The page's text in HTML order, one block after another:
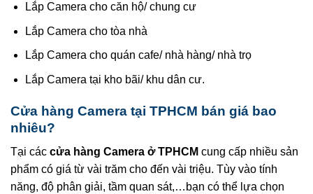
Lắp Camera cho căn hộ/ chung cư
Lắp Camera cho tòa nhà
Lắp Camera cho quán cafe/ nhà hàng/ nhà trọ
Lắp Camera tại kho bãi/ khu dân cư.
Cửa hàng Camera tại TPHCM bán giá bao
nhiêu?
Tại các cửa hàng Camera ở TPHCM cung cấp nhiều sản
phẩm có giá từ vài trăm cho đến vài triệu. Tùy vào tính
năng, độ phân giải, tầm quan sát,…bạn có thể lựa chọn